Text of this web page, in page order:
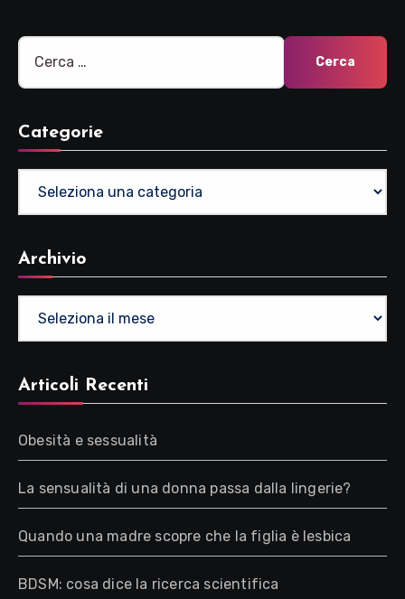
Ricerca
Categorie
Archivio
Articoli Recenti
Obesità e sessualità
La sensualità di una donna passa dalla lingerie?
Quando una madre scopre che la figlia è lesbica
BDSM: cosa dice la ricerca scientifica